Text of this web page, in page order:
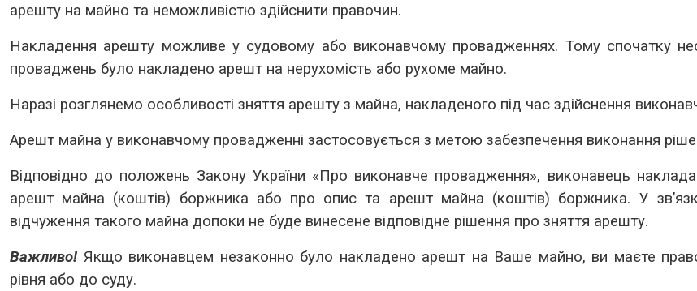
арешту на майно та неможливістю здійснити правочин.
Накладення арешту можливе у судовому або виконавчому провадженнях. Тому спочатку
проваджень було накладено арешт на нерухомість або рухоме майно.
Наразі розглянемо особливості зняття арешту з майна, накладеного під час здійснення
Арешт майна у виконавчому провадженні застосовується з метою забезпечення виконання
Відповідно до положень Закону України «Про виконавче провадження», виконавець
арешт майна (коштів) боржника або про опис та арешт майна (коштів) боржника. У
відчуження такого майна допоки не буде винесене відповідне рішення про зняття арешту.
Важливо!Якщо виконавцем незаконно було накладено арешт на Ваше майно, ви маєте
рівня або до суду.